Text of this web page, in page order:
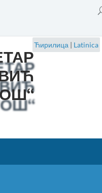
Ћирилица | Latinica